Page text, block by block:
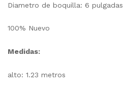
Diametro de boquilla: 6 pulgadas
100% Nuevo
Medidas:
alto: 1.23 metros